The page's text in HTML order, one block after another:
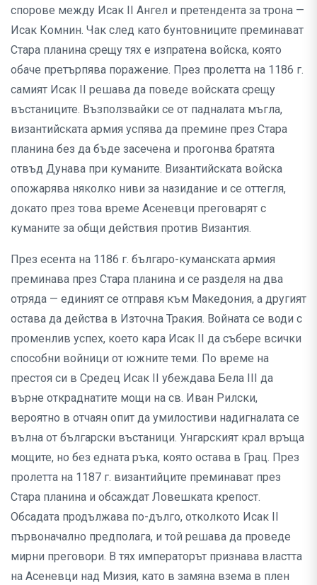
спорове между Исак II Ангел и претендента за трона —
Исак Комнин. Чак след като бунтовниците преминават
Стара планина срещу тях е изпратена войска, която
обаче претърпява поражение. През пролетта на 1186 г.
самият Исак II решава да поведе войската срещу
въстаниците. Възползвайки се от падналата мъгла,
византийската армия успява да премине през Стара
планина без да бъде засечена и прогонва братята
отвъд Дунава при куманите. Византийската войска
опожарява няколко ниви за назидание и се оттегля,
докато през това време Асеневци преговарят с
куманите за общи действия против Византия.
През есента на 1186 г. българо-куманската армия
преминава през Стара планина и се разделя на два
отряда — единият се отправя към Македония, а другият
остава да действа в Източна Тракия. Войната се води с
променлив успех, което кара Исак II да събере всички
способни войници от южните теми. По време на
престоя си в Средец Исак II убеждава Бела III да
върне откраднатите мощи на св. Иван Рилски,
вероятно в отчаян опит да умилостиви надигналата се
вълна от български въстаници. Унгарският крал връща
мощите, но без едната ръка, която остава в Грац. През
пролетта на 1187 г. византийците преминават през
Стара планина и обсаждат Ловешката крепост.
Обсадата продължава по-дълго, отколкото Исак II
първоначално предполага, и той решава да проведе
мирни преговори. В тях императорът признава властта
на Асеневци над Мизия, като в замяна взема в плен